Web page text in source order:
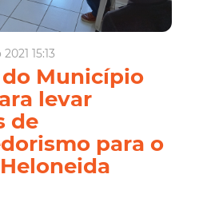
15:13
Município
levar
de
para o